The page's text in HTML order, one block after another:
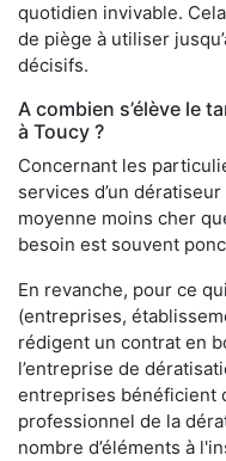
quotidien invivable.
de piège à utiliser
décisifs.
A combien s’élève le
à Toucy ?
Concernant les
services d’un
moyenne moins cher
besoin est souvent
En revanche, pour ce
(entreprises,
rédigent un contrat en
l’entreprise de
entreprises bénéficient
professionnel de la
nombre d’éléments à